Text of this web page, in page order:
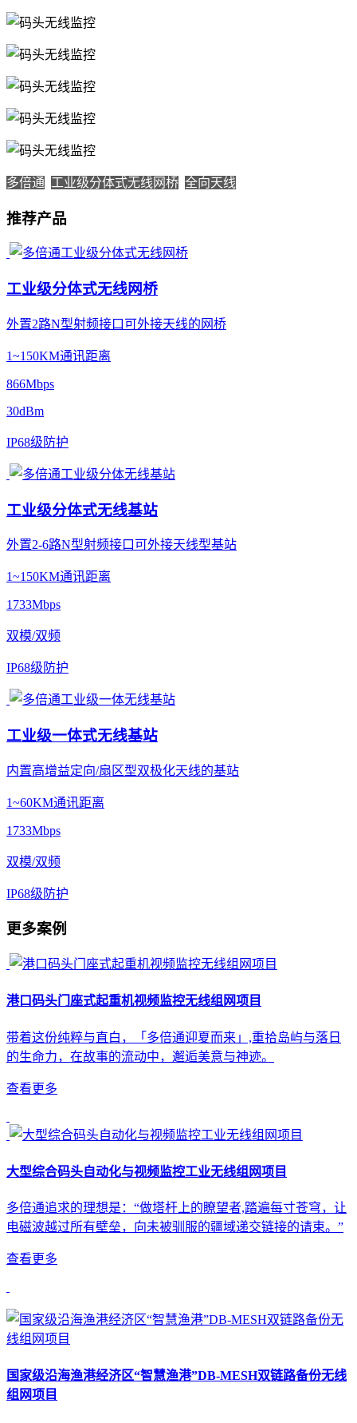
多倍通 工业级分体式无线网桥 全向天线
推荐产品
工业级分体式无线网桥
外置2路N型射频接口可外接天线的网桥
1~150KM通讯距离
866Mbps
30dBm
IP68级防护
工业级分体式无线基站
外置2-6路N型射频接口可外接天线型基站
1~150KM通讯距离
1733Mbps
双模/双频
IP68级防护
工业级一体式无线基站
内置高增益定向/扇区型双极化天线的基站
1~60KM通讯距离
1733Mbps
双模/双频
IP68级防护
更多案例
港口码头门座式起重机视频监控无线组网项目
带着这份纯粹与直白，「多倍通迎夏而来」,重拾岛屿与落日
的生命力，在故事的流动中，邂逅美意与神迹。
查看更多
大型综合码头自动化与视频监控工业无线组网项目
多倍通追求的理想是：“做塔杆上的瞭望者,踏遍每寸苍穹，让
电磁波越过所有壁垒，向未被驯服的疆域递交链接的请束。”
查看更多
国家级沿海渔港经济区“智慧渔港”DB-MESH双链路备份无线
组网项目